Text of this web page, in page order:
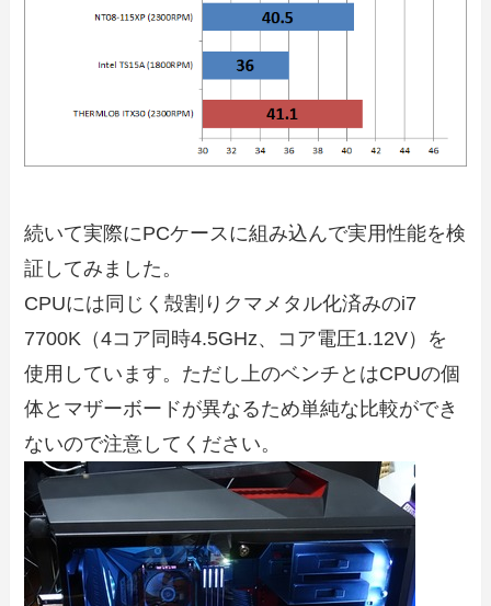
続いて実際にPCケースに組み込んで実用性能を検
証してみました。
CPUには同じく殻割りクマメタル化済みのi7
7700K（4コア同時4.5GHz、コア電圧1.12V）を
使用しています。ただし上のベンチとはCPUの個
体とマザーボードが異なるため単純な比較ができ
ないので注意してください。